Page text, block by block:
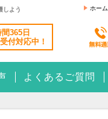
しよう ホーム
365日
受付対応中！
よくあるご質問